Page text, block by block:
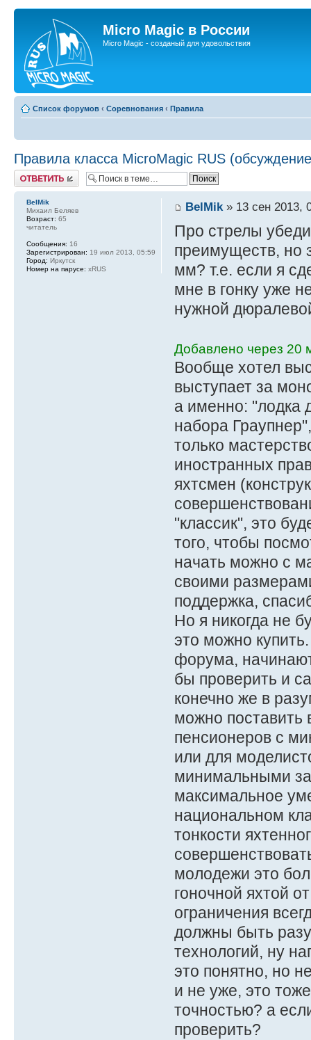
Micro Magic в России
Micro Magic - созданый для удовольствия
Список форумов ‹ Соревнования ‹ Правила
Правила класса MicroMagic RUS
Ответить
BelMik» 13 сен 2013,
Про стрелы
преимуществ, но
мм? т.е. если я
мне в гонку уже
нужной
Добавлено через 20
Вообще хотел
выступает за
а именно: "лодка
набора
только
иностранных
яхтсмен
"классик", это
того, чтобы
начать можно с
своими
поддержка,
Но я никогда не
это можно
форума,
бы проверить и
конечно же в
можно поставить
пенсионеров с
или для
минимальными
максимальное
национальном
тонкости
молодежи это
гоночной яхтой
ограничения
должны быть
технологий, ну
это понятно, но
и не уже, это
точностью? а
проверить?
BelMik
Михаил Беляев
Возраст: 65
читатель
Сообщения: 16
Зарегистрирован: 19 июл 2013, 05:59
Город: Иркутск
Номер на парусе: xRUS